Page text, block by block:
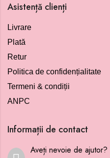
Asistență clienți
Livrare
Plată
Retur
Politica de confidențialitate
Termeni & condiții
ANPC
Informații de contact
Aveți nevoie de ajutor?